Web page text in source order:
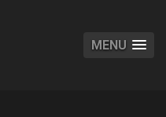
MENU